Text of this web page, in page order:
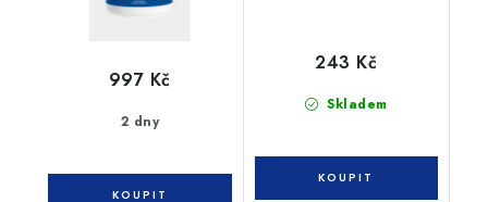
2 dny
997 Kč
Skladem
243 Kč